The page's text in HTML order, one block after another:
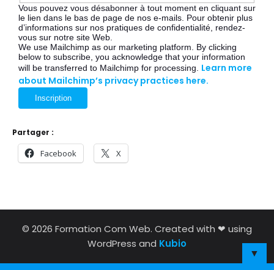
Vous pouvez vous désabonner à tout moment en cliquant sur
le lien dans le bas de page de nos e-mails. Pour obtenir plus
d’informations sur nos pratiques de confidentialité, rendez-
vous sur notre site Web.
We use Mailchimp as our marketing platform. By clicking
below to subscribe, you acknowledge that your information
will be transferred to Mailchimp for processing. Learn more
about Mailchimp’s privacy practices here.
Partager :
Facebook X
© 2026 Formation Com Web. Created with ❤ using
WordPress and Kubio
▼